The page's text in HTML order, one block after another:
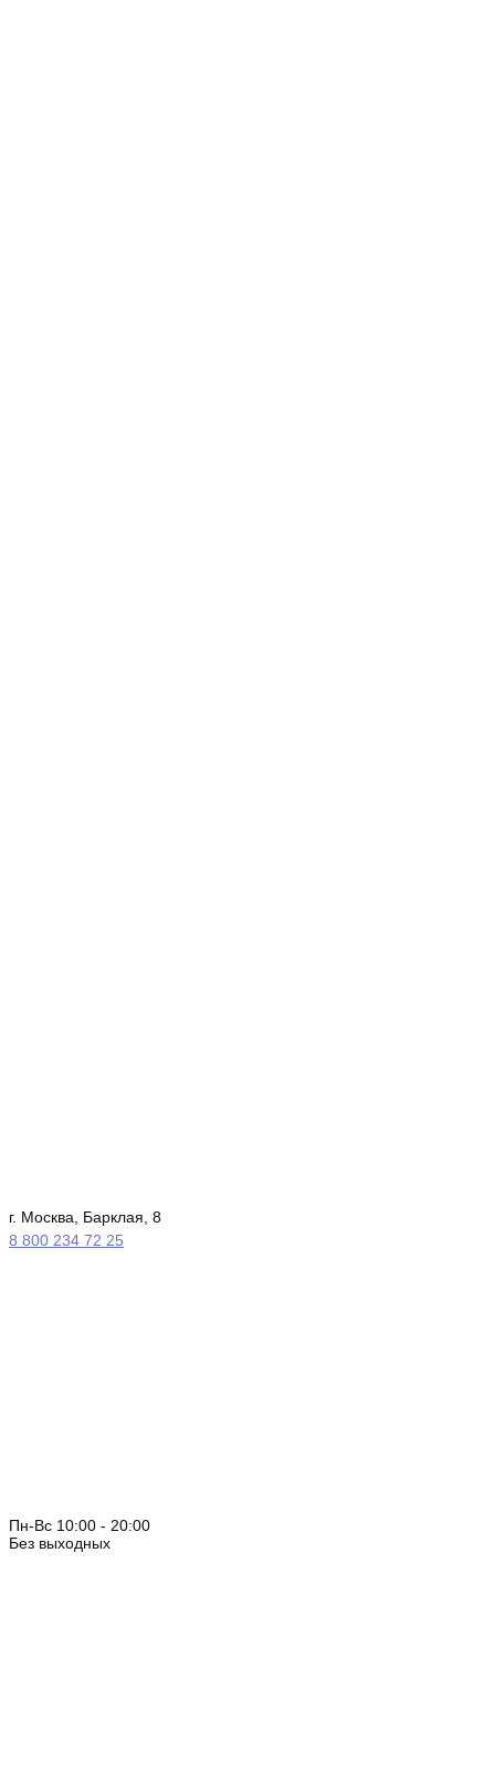
г. Москва, Барклая, 8
8 800 234 72 25
Пн-Вс 10:00 - 20:00
Без выходных